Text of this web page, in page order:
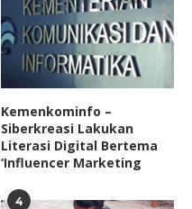
Kemenkominfo –
Siberkreasi Lakukan
Literasi Digital Bertema
‘Influencer Marketing
4